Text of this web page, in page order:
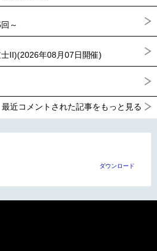
～
II)(2026年08月07日開催)
最近コメントされた記事をもっと見る
ダウンロード